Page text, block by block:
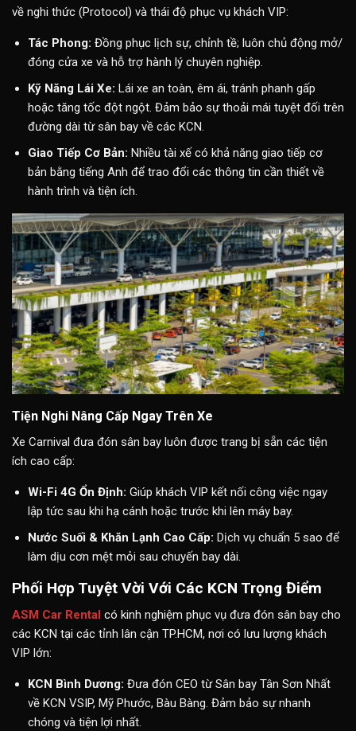
về nghi thức (Protocol) và thái độ phục vụ khách VIP:
Tác Phong: Đồng phục lịch sự, chỉnh tề; luôn chủ động mở/
đóng cửa xe và hỗ trợ hành lý chuyên nghiệp.
Kỹ Năng Lái Xe: Lái xe an toàn, êm ái, tránh phanh gấp
hoặc tăng tốc đột ngột. Đảm bảo sự thoải mái tuyệt đối trên
đường dài từ sân bay về các KCN.
Giao Tiếp Cơ Bản: Nhiều tài xế có khả năng giao tiếp cơ
bản bằng tiếng Anh để trao đổi các thông tin cần thiết về
hành trình và tiện ích.
Tiện Nghi Nâng Cấp Ngay Trên Xe
Xe Carnival đưa đón sân bay luôn được trang bị sẵn các tiện
ích cao cấp:
Wi-Fi 4G Ổn Định: Giúp khách VIP kết nối công việc ngay
lập tức sau khi hạ cánh hoặc trước khi lên máy bay.
Nước Suối & Khăn Lạnh Cao Cấp: Dịch vụ chuẩn 5 sao để
làm dịu cơn mệt mỏi sau chuyến bay dài.
Phối Hợp Tuyệt Vời Với Các KCN Trọng Điểm
ASM Car Rental có kinh nghiệm phục vụ đưa đón sân bay cho
các KCN tại các tỉnh lân cận TP.HCM, nơi có lưu lượng khách
VIP lớn:
KCN Bình Dương: Đưa đón CEO từ Sân bay Tân Sơn Nhất
về KCN VSIP, Mỹ Phước, Bàu Bàng. Đảm bảo sự nhanh
chóng và tiện lợi nhất.